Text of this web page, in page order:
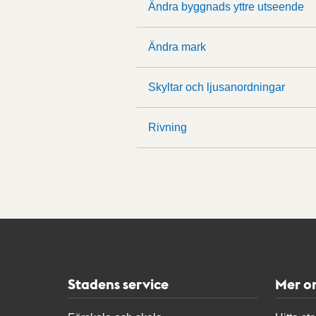
Ändra byggnads yttre utseende
Ändra mark
Skyltar och ljusanordningar
Rivning
Stadens service Mer